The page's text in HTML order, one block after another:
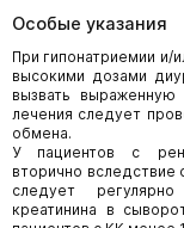
Особые указания
При гипонатриемии и/
высокими дозами
вызвать
лечения следует
обмена.
У пациентов с
вторично вследствие
следует
креатинина в